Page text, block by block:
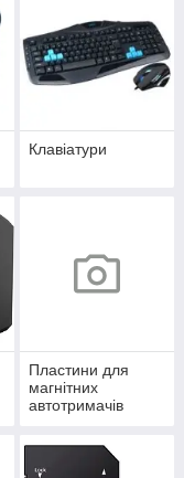
Клавіатури
Пластини для
магнітних
автотримачів